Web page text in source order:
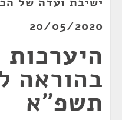
20/05/2020
בהוראה
תשפ"א